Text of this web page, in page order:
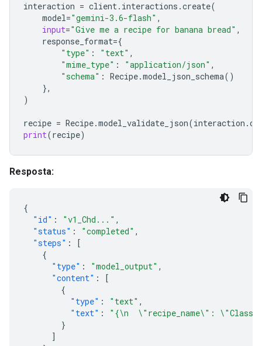
interaction = client. interactions .create(
model="gemini-3.6-flash" ,
input="Give me a recipe for banana bread" ,
response_format={
"type" : "text" ,
"mime_type" : "application/json" ,
"schema" : Recipe.model_json_schema()
},
)
recipe = Recipe.model_validate_json(interaction .
print(recipe)
Resposta:
{
"id" : "v1_Chd..." ,
"status" : "completed" ,
"steps" :
[
{
"type" : "model_output" ,
"content" :
[
{
"type" : "text" ,
"text" :
"{\n  \"recipe_name\":
}
]